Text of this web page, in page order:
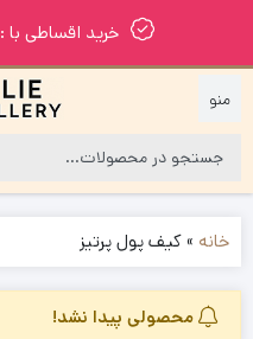
خرید اقساطی
خانه »کیف پول پرتیز
محصولی پیدا نشد!